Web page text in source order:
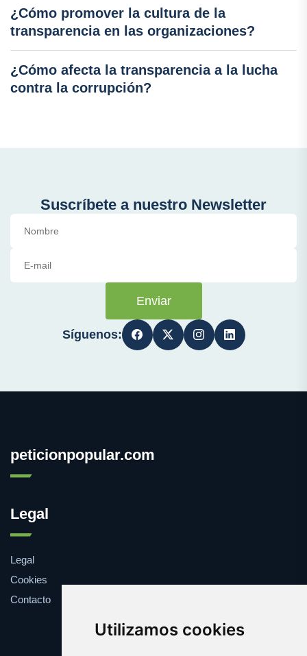
Utilizamos cookies
¿Cómo promover la cultura de la
transparencia en las organizaciones?
¿Cómo afecta la transparencia a la lucha
contra la corrupción?
Suscríbete a nuestro Newsletter
Enviar
Síguenos:
peticionpopular.com
Legal
Legal
Cookies
Contacto